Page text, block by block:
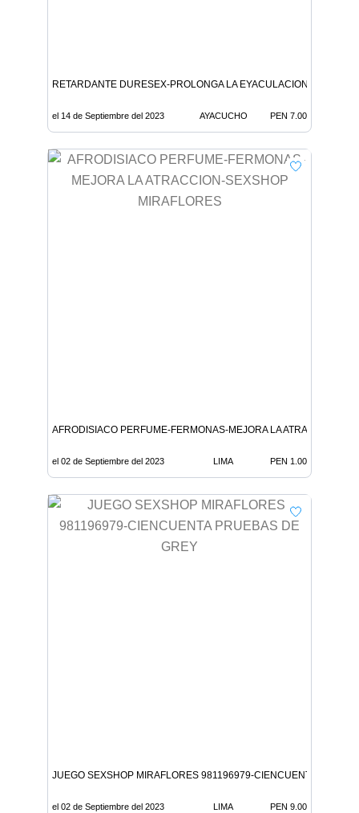
RETARDANTE DURESEX-PROLONGA LA EYACULACION-SPRAY-
el 14 de Septiembre del 2023 AYACUCHO PEN 7.00
AFRODISIACO PERFUME-FERMONAS-MEJORA LA ATRACCION-
el 02 de Septiembre del 2023 LIMA PEN 1.00
JUEGO SEXSHOP MIRAFLORES 981196979-CIENCUENTA
el 02 de Septiembre del 2023 LIMA PEN 9.00